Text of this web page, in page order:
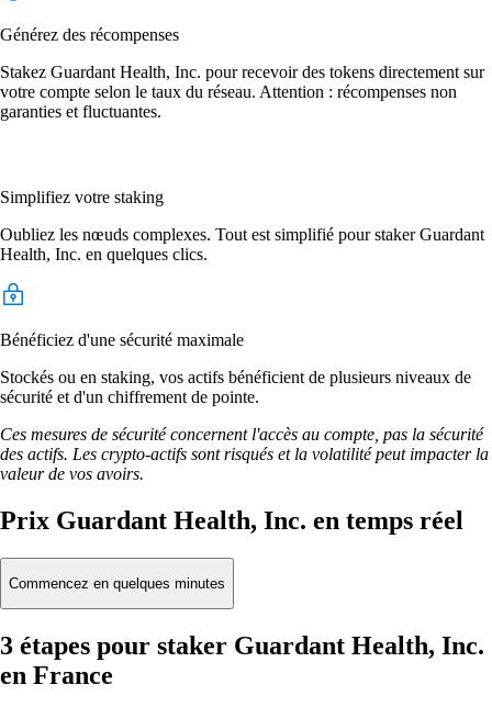
Générez des récompenses
Stakez Guardant Health, Inc. pour recevoir des tokens directement sur
votre compte selon le taux du réseau. Attention : récompenses non
garanties et fluctuantes.
Simplifiez votre staking
Oubliez les nœuds complexes. Tout est simplifié pour staker Guardant
Health, Inc. en quelques clics.
Bénéficiez d'une sécurité maximale
Stockés ou en staking, vos actifs bénéficient de plusieurs niveaux de
sécurité et d'un chiffrement de pointe.
Ces mesures de sécurité concernent l'accès au compte, pas la sécurité
des actifs. Les crypto-actifs sont risqués et la volatilité peut impacter la
valeur de vos avoirs.
Prix Guardant Health, Inc. en temps réel
Commencez en quelques minutes
3 étapes pour staker Guardant Health, Inc.
en France